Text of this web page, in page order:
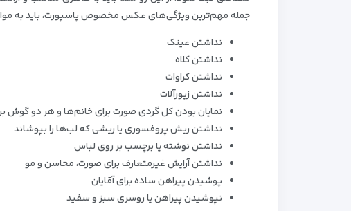
جمله مهم‌ترین ویژگی‌های عکس مخصوص پاسپورت، باید به
نداشتن عینک
نداشتن کلاه
نداشتن کراوات
نداشتن زیورآلات
نمایان بودن کل گردی صورت برای خانم‌ها و هر دو گوش
نداشتن ریش پروفسوری یا ریشی که لب‌ها را بپوشاند
نداشتن نوشته یا برچسب بر روی لباس
نداشتن آرایش غیرمتعارف برای صورت، محاسن و مو
پوشیدن پیراهن ساده برای آقایان
نپوشیدن پیراهن یا روسری سبز و سفید